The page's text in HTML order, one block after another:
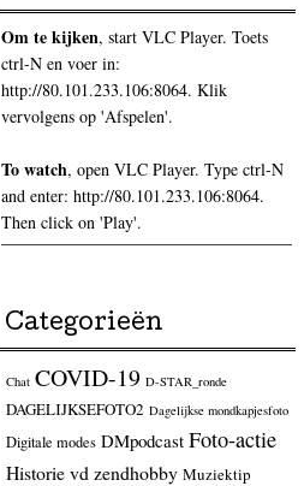
Om te kijken, start VLC Player. Toets
ctrl-N en voer in:
http://80.101.233.106:8064. Klik
vervolgens op 'Afspelen'.
To watch, open VLC Player. Type ctrl-N
and enter: http://80.101.233.106:8064.
Then click on 'Play'.
Categorieën
Chat COVID-19 D-STAR_ronde
DAGELIJKSEFOTO2 Dagelijkse mondkapjesfoto
Digitale modes DMpodcast Foto-actie
Historie vd zendhobby Muziektip